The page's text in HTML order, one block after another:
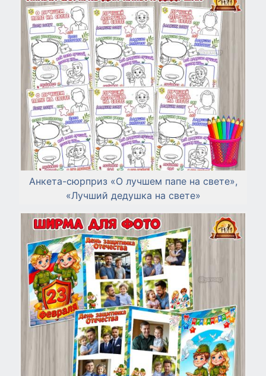
Анкета-сюрприз «О лучшем папе на свете»,
«Лучший дедушка на свете»